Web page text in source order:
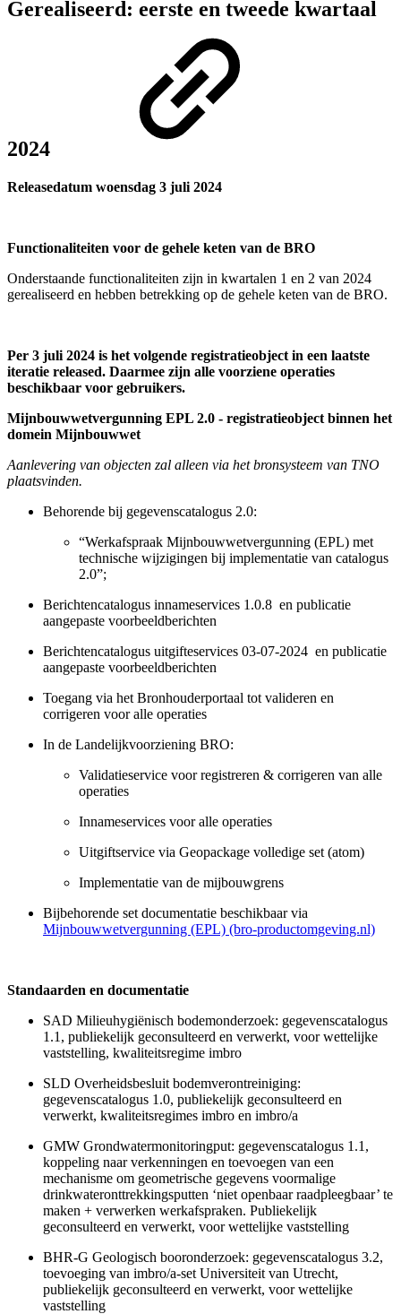
Gerealiseerd: eerste en tweede kwartaal
2024
Releasedatum woensdag 3 juli 2024
Functionaliteiten voor de gehele keten van de BRO
Onderstaande functionaliteiten zijn in kwartalen 1 en 2 van 2024
gerealiseerd en hebben betrekking op de gehele keten van de BRO.
Per 3 juli 2024 is het volgende registratieobject in een laatste
iteratie released. Daarmee zijn alle voorziene operaties
beschikbaar voor gebruikers.
Mijnbouwwetvergunning EPL 2.0 - registratieobject binnen het
domein Mijnbouwwet
Aanlevering van objecten zal alleen via het bronsysteem van TNO
plaatsvinden.
Behorende bij gegevenscatalogus 2.0:
“Werkafspraak Mijnbouwwetvergunning (EPL) met
technische wijzigingen bij implementatie van catalogus
2.0”;
Berichtencatalogus innameservices 1.0.8 en publicatie
aangepaste voorbeeldberichten
Berichtencatalogus uitgifteservices 03-07-2024 en publicatie
aangepaste voorbeeldberichten
Toegang via het Bronhouderportaal tot valideren en
corrigeren voor alle operaties
In de Landelijkvoorziening BRO:
Validatieservice voor registreren & corrigeren van alle
operaties
Innameservices voor alle operaties
Uitgiftservice via Geopackage volledige set (atom)
Implementatie van de mijbouwgrens
Bijbehorende set documentatie beschikbaar via
Mijnbouwwetvergunning (EPL) (bro-productomgeving.nl)
Standaarden en documentatie
SAD Milieuhygiënisch bodemonderzoek: gegevenscatalogus
1.1, publiekelijk geconsulteerd en verwerkt, voor wettelijke
vaststelling, kwaliteitsregime imbro
SLD Overheidsbesluit bodemverontreiniging:
gegevenscatalogus 1.0, publiekelijk geconsulteerd en
verwerkt, kwaliteitsregimes imbro en imbro/a
GMW Grondwatermonitoringput: gegevenscatalogus 1.1,
koppeling naar verkenningen en toevoegen van een
mechanisme om geometrische gegevens voormalige
drinkwateronttrekkingsputten ‘niet openbaar raadpleegbaar’ te
maken + verwerken werkafspraken. Publiekelijk
geconsulteerd en verwerkt, voor wettelijke vaststelling
BHR-G Geologisch booronderzoek: gegevenscatalogus 3.2,
toevoeging van imbro/a-set Universiteit van Utrecht,
publiekelijk geconsulteerd en verwerkt, voor wettelijke
vaststelling